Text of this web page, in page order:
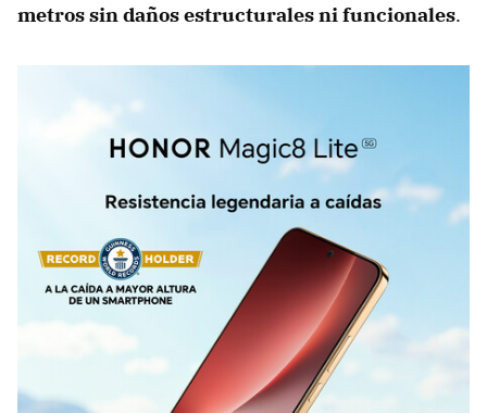
metros sin daños estructurales ni funcionales.